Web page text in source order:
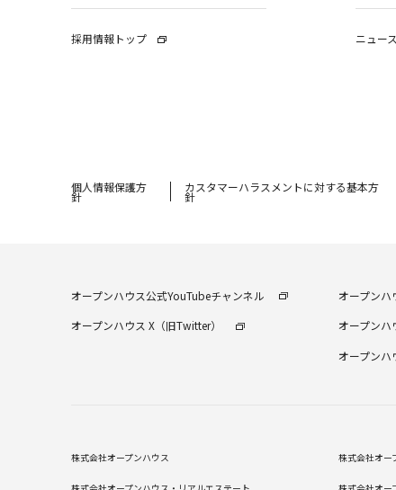
採用情報トップ ニュー
個⼈情報保護⽅
針
カスタマーハラスメントに対する基本方
針
オープンハウス公式YouTubeチャンネル
オープンハウス X（旧Twitter）
オープン
オープンハ
オープン
株式会社オープンハウス 株式会社オー